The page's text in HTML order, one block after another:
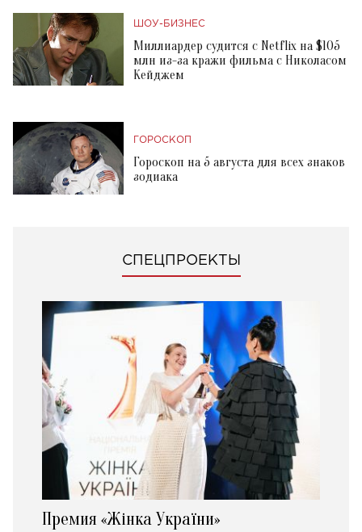
ШОУ-БИЗНЕС
Миллиардер судится с Netflix на $105
млн из-за кражи фильма с Николасом
Кейджем
ГОРОСКОП
Гороскоп на 5 августа для всех знаков
зодиака
СПЕЦПРОЕКТЫ
Премия «Жінка України»